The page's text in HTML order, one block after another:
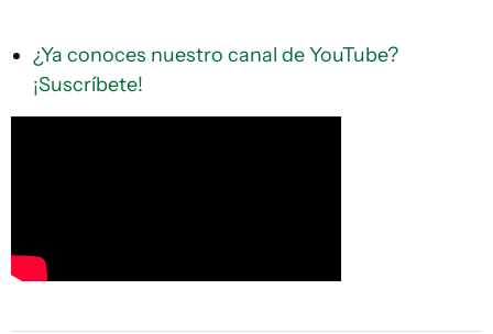
¿Ya conoces nuestro canal de YouTube?
¡Suscríbete!